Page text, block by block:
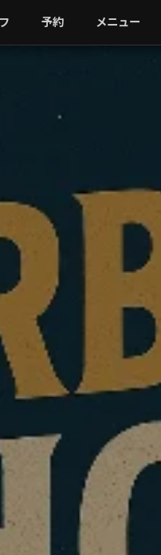
予約 メニュー